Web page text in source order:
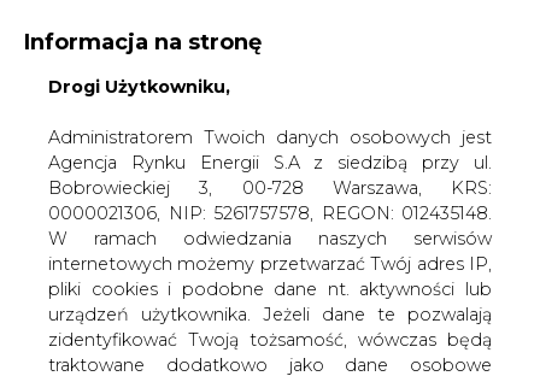
KONTAKT:
WYDAWCA PORTALU:
WYSOKI KONTRAST WIELKOŚĆ TEKSTU A A
ZALOGUJ SIĘ
Informacja na stronę
Drogi Użytkowniku,
Administratorem Twoich danych osobowych jest
Agencja Rynku Energii S.A z siedzibą przy ul.
Bobrowieckiej 3, 00-728 Warszawa, KRS:
0000021306, NIP: 5261757578, REGON: 012435148.
W ramach odwiedzania naszych serwisów
internetowych możemy przetwarzać Twój adres IP,
pliki cookies i podobne dane nt. aktywności lub
urządzeń użytkownika. Jeżeli dane te pozwalają
zidentyfikować Twoją tożsamość, wówczas będą
traktowane dodatkowo jako dane osobowe